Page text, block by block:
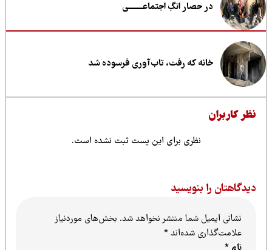
در حصار انگِ اجتماعــــــــی
خانه که رفت، تاب‌آوری فرسوده شد
کاربران
نظری برای این پست ثبت نشده است.
را بنویسید
نشانی ایمیل شما منتشر نخواهد شد.بخش‌های موردنیاز
علامت‌گذاری شده‌اند*